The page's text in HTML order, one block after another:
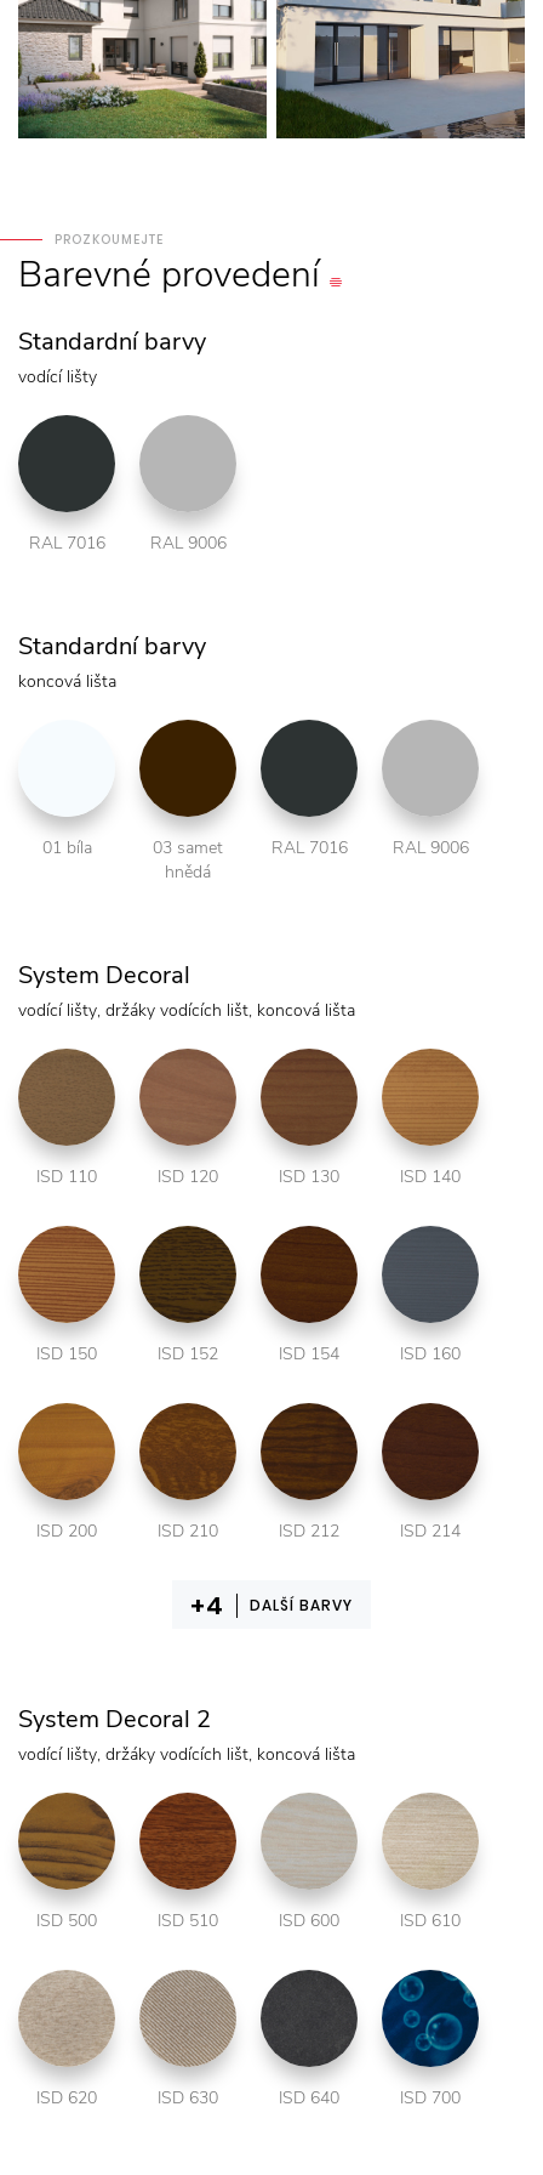
PROZKOUMEJTE
Barevné provedení
Standardní barvy
vodící lišty
RAL 7016 RAL 9006
Standardní barvy
koncová lišta
01 bíla
03 samet
hnědá
RAL 7016 RAL 9006
System Decoral
vodící lišty, držáky vodících lišt, koncová lišta
ISD 110 ISD 120 ISD 130 ISD 140
ISD 150 ISD 152 ISD 154 ISD 160
ISD 200 ISD 210 ISD 212 ISD 214
DALŠÍ BARVY
System Decoral 2
vodící lišty, držáky vodících lišt, koncová lišta
ISD 500 ISD 510 ISD 600 ISD 610
ISD 620 ISD 630 ISD 640 ISD 700